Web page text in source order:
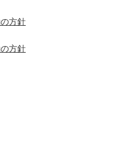
方針
方針